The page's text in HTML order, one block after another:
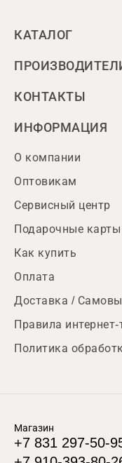
КАТАЛОГ
КОНТАКТЫ
ИНФОРМАЦИЯ
О компании
Оптовикам
Сервисный центр
Подарочные карты
Как купить
Оплата
Доставка /
Правила интернет-
Политика
Магазин
+7 831 297-50-